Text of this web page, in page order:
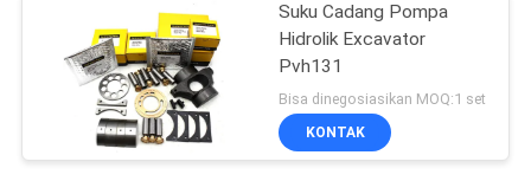
Suku Cadang Pompa
Hidrolik Excavator
Pvh131
Bisa dinegosiasikan MOQ:1 set
KONTAK